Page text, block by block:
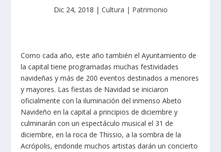
Dic 24, 2018 | Cultura | Patrimonio
Como cada año, este año también el Ayuntamiento de
la capital tiene programadas muchas festividades
navideñas y más de 200 eventos destinados a menores
y mayores. Las fiestas de Navidad se iniciaron
oficialmente con la iluminación del inmenso Abeto
Navideño en la capital a principios de diciembre y
culminarán con un espectáculo musical el 31 de
diciembre, en la roca de Thissio, a la sombra de la
Acrópolis, endonde muchοs artistas darán un concierto